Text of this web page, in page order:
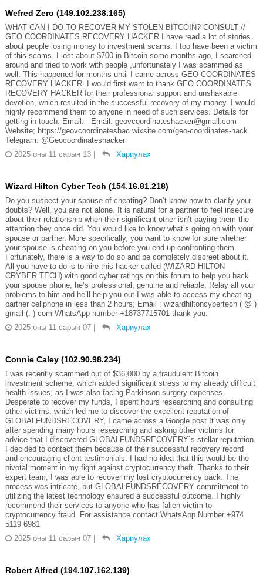
Wefred Zero (149.102.238.165)
WHAT CAN I DO TO RECOVER MY STOLEN BITCOIN? CONSULT //
GEO COORDINATES RECOVERY HACKER I have read a lot of stories
about people losing money to investment scams. I too have been a victim
of this scams. I lost about $700 in Bitcoin some months ago, I searched
around and tried to work with people ,unfortunately I was scammed as
well. This happened for months until I came across GEO COORDINATES
RECOVERY HACKER. I would first want to thank GEO COORDINATES
RECOVERY HACKER for their professional support and unshakable
devotion, which resulted in the successful recovery of my money. I would
highly recommend them to anyone in need of such services. Details for
getting in touch: Email: Email: geovcoordinateshacker@gmail.com
Website; https://geovcoordinateshac.wixsite.com/geo-coordinates-hack
Telegram: @Geocoordinateshacker
2025 оны 11 сарын 13 | Хариулах
Wizard Hilton Cyber Tech (154.16.81.218)
Do you suspect your spouse of cheating? Don’t know how to clarify your
doubts? Well, you are not alone. It is natural for a partner to feel insecure
about their relationship when their significant other isn’t paying them the
attention they once did. You would like to know what’s going on with your
spouse or partner. More specifically, you want to know for sure whether
your spouse is cheating on you before you end up confronting them.
Fortunately, there is a way to do so and be completely discreet about it.
All you have to do is to hire this hacker called (WIZARD HILTON
CRYBER TECH) with good cyber ratings on this forum to help you hack
your spouse phone, he’s professional, genuine and reliable. Relay all your
problems to him and he’ll help you out I was able to access my cheating
partner cellphone in less than 2 hours; Email : wizardhiltoncybertech ( @ )
gmail (. ) com WhatsApp number +18737715701 thank you.
2025 оны 11 сарын 07 | Хариулах
Connie Caley (102.90.98.234)
I was recently scammed out of $36,000 by a fraudulent Bitcoin
investment scheme, which added significant stress to my already difficult
health issues, as I was also facing Parkinson surgery expenses.
Desperate to recover my funds, I spent hours researching and consulting
other victims, which led me to discover the excellent reputation of
GLOBALFUNDSRECOVERY, I came across a Google post It was only
after spending many hours researching and asking other victims for
advice that I discovered GLOBALFUNDSRECOVERY`s stellar reputation.
I decided to contact them because of their successful recovery record
and encouraging client testimonials. I had no idea that this would be the
pivotal moment in my fight against cryptocurrency theft. Thanks to their
expert team, I was able to recover my lost cryptocurrency back. The
process was intricate, but GLOBALFUNDSRECOVERY commitment to
utilizing the latest technology ensured a successful outcome. I highly
recommend their services to anyone who has fallen victim to
cryptocurrency fraud. For assistance contact WhatsApp Number +974
5119 6981
2025 оны 11 сарын 07 | Хариулах
Robert Alfred (194.107.162.139)